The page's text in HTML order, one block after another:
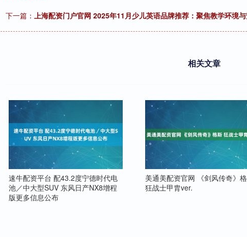
下一篇： 上海配资门户官网 2025年11月少儿英语品牌推荐：聚焦教学环境
相关文章
速牛配资平台 配43.2度宁德时代电
池／中大型SUV 东风日产NX8增程
版更多信息公布
美通美配资官网 《剑风传奇》
狂战士甲胄ver.